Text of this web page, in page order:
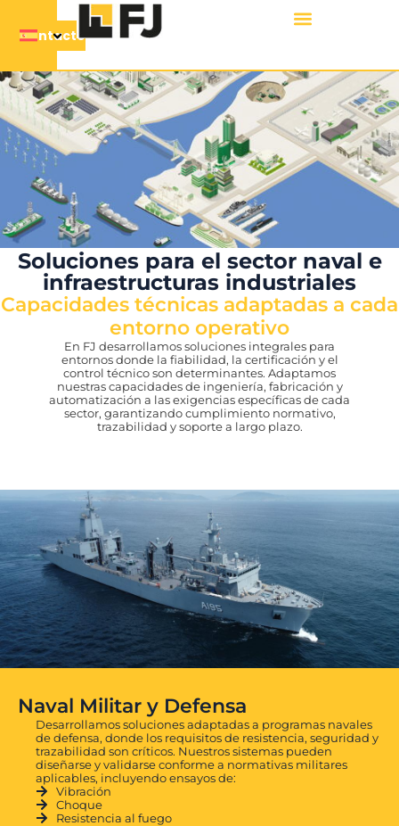
Contacto
Soluciones para el sector naval e
infraestructuras industriales
Capacidades técnicas adaptadas a cada
entorno operativo
En FJ desarrollamos soluciones integrales para
entornos donde la fiabilidad, la certificación y el
control técnico son determinantes. Adaptamos
nuestras capacidades de ingeniería, fabricación y
automatización a las exigencias específicas de cada
sector, garantizando cumplimiento normativo,
trazabilidad y soporte a largo plazo.
Naval Militar y Defensa
Desarrollamos soluciones adaptadas a programas navales
de defensa, donde los requisitos de resistencia, seguridad y
trazabilidad son críticos. Nuestros sistemas pueden
diseñarse y validarse conforme a normativas militares
aplicables, incluyendo ensayos de:
Vibración
Choque
Resistencia al fuego